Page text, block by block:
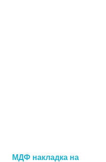
МДФ накладка на